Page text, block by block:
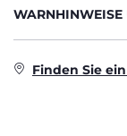
WARNHINWEISE
Finden Sie